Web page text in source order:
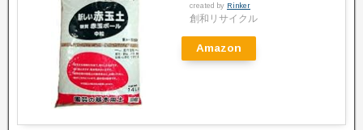
created by Rinker
創和リサイクル
Amazon